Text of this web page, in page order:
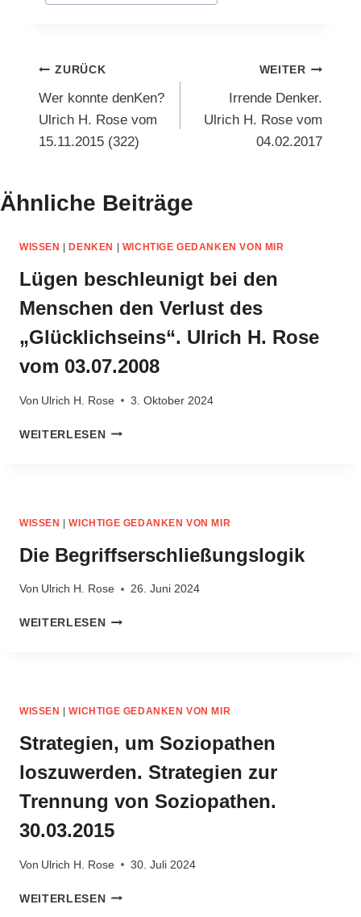
Beitragsnavigation
ZURÜCK
Wer konnte denKen?
Ulrich H. Rose vom
15.11.2015 (322)
WEITER
Irrende Denker.
Ulrich H. Rose vom
04.02.2017
Ähnliche Beiträge
WISSEN DENKEN WICHTIGE GEDANKEN VON MIR
Lügen beschleunigt bei den
Menschen den Verlust des
„Glücklichseins“. Ulrich H. Rose
vom 03.07.2008
Von Ulrich H. Rose 3. Oktober 2024
WEITERLESENLÜGEN
DES
„GLÜCKLICHSEINS“.
ULRICH
ROSE
WISSEN |WICHTIGE GEDANKEN VON MIR
Die Begriffserschließungslogik
Von Ulrich H. Rose 26. Juni 2024
WEITERLESENDIE
WISSEN |WICHTIGE GEDANKEN VON MIR
Strategien, um Soziopathen
loszuwerden. Strategien zur
Trennung von Soziopathen.
30.03.2015
Von Ulrich H. Rose 30. Juli 2024
WEITERLESENSTRATEGIEN,